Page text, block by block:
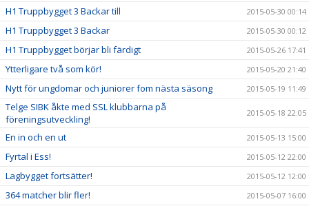
H1 Truppbygget 3 Backar till 2015-05-30 00:14
H1 Truppbygget 3 Backar 2015-05-30 00:12
H1 Truppbygget börjar bli färdigt 2015-05-26 17:41
Ytterligare två som kör! 2015-05-20 21:40
Nytt för ungdomar och juniorer fom nästa säsong 2015-05-19 11:49
Telge SIBK åkte med SSL klubbarna på
föreningsutveckling!
2015-05-18 22:05
En in och en ut 2015-05-13 15:00
Fyrtal i Ess! 2015-05-12 22:00
Lagbygget fortsätter! 2015-05-12 12:00
364 matcher blir fler! 2015-05-07 16:00